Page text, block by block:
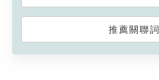
推薦關聯詞